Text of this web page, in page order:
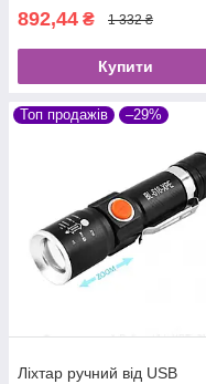
892,44 ₴ 1 332 ₴
Купити
Топ продажів –29%
Ліхтар ручний від USB